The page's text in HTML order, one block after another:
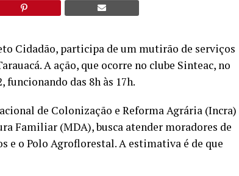
Cidadão, participa de um mutirão de serviços
A ação, que ocorre no clube Sinteac, no
das 8h às 17h.
de Colonização e Reforma Agrária (Incra)
Familiar (MDA), busca atender moradores de
e o Polo Agroflorestal. A estimativa é de que